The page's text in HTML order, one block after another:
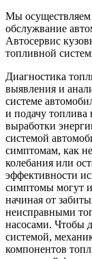
Мы осуществляем
обслужвание
Автосервис
топливной
Диагностика
выявления и
системе
и подачу топлива
выработки
системой
симптомам, как
колебания или
эффективности
симптомы могут
начиная от
неисправными
насосами. Чтобы
системой,
компонентов